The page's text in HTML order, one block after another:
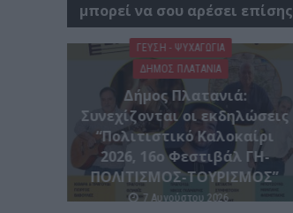
μπορεί να σου αρέσει επίσης
ΓΕΎΣΗ - ΨΥΧΑΓΩΓΊΑ
ΔΉΜΟΣ ΠΛΑΤΑΝΙΆ
Δήμος Πλατανιά:
Συνεχίζονται οι εκδηλώσεις
“Πολιτιστικό Καλοκαίρι
2026, 16ο Φεστιβάλ ΓΗ-
ΠΟΛΙΤΙΣΜΟΣ-ΤΟΥΡΙΣΜΟΣ”
7 Αυγούστου 2026